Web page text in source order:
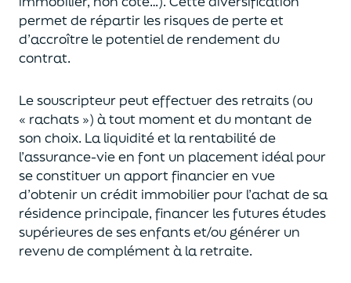
permet de répartir les risques de perte et
d’accroître le potentielde rendement du
contrat.
Le souscripteur peut effectuer des retraits (ou
« rachats ») à tout moment et du montant de
son choix. Laliquiditéet la rentabilité de
l’assurance-vie en font un placement idéal pour
se constituer un apport financier en vue
d’obtenir un crédit immobilier pour l’achat desa
résidence principale, financer les futures études
supérieures de ses enfantset/ou générer un
revenu de complément à la retraite.